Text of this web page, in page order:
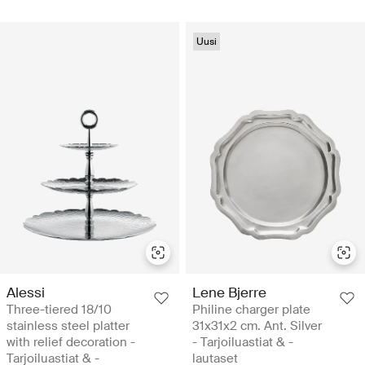
Alessi
Three-tiered 18/10
stainless steel platter
with relief decoration -
Tarjoiluastiat & -
Uusi
Lene Bjerre
Philine charger plate
31x31x2 cm. Ant. Silver
- Tarjoiluastiat & -
lautaset